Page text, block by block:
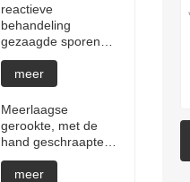
reactieve
behandeling
gezaagde sporen
onzichtbare
geoliede
parketvloeren
meer
Meerlaagse
gerookte, met de
hand geschraapte
wit geoliede harde
houten vloeren
meer